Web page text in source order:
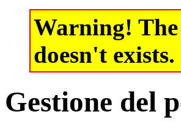
Warning!
doesn't exists.
Gestione del